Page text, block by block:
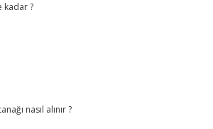
kadar ?
nasıl alınır ?